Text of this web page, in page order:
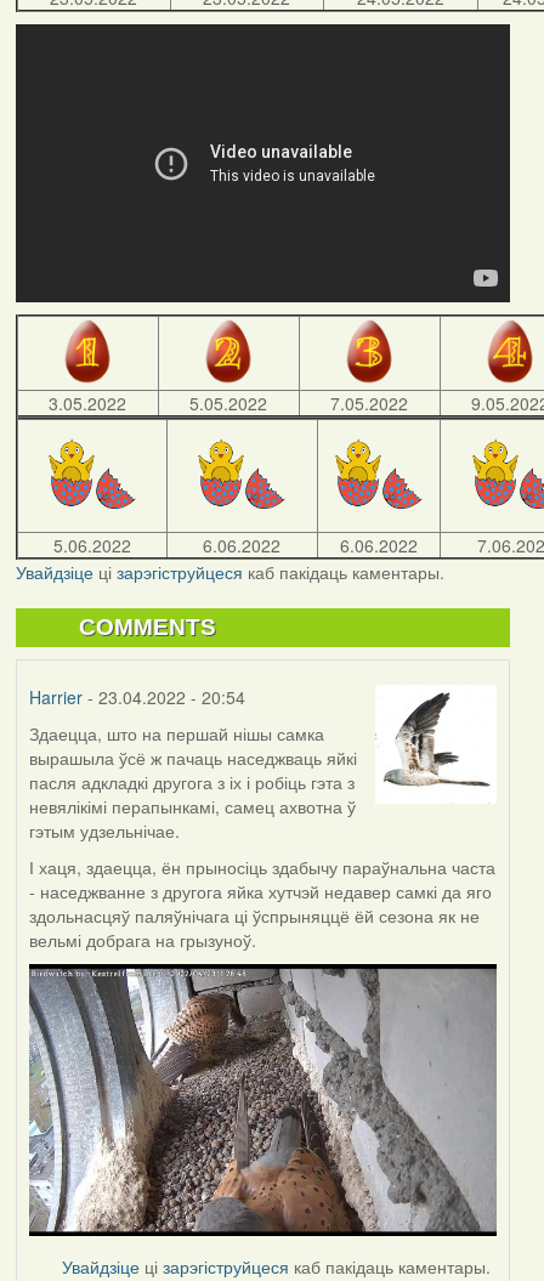
3.05.2022 5.05.2022 7.05.2022
5.06.2022 6.06.2022 6.06.2022
Увайдзіцеці зарэгіструйцеся каб пакідаць каментары.
COMMENTS
Harrier- 23.04.2022 - 20:54
Здаецца, што на першай нішы самка
вырашыла ўсё ж пачаць наседжваць яйкі
пасля адкладкі другога з іх і робіць гэта з
невялікімі перапынкамі, самец ахвотна ў
гэтым удзельнічае.
І хаця, здаецца, ён прыносіць здабычу параўнальна часта
- наседжванне з другога яйка хутчэй недавер самкі да яго
здольнасцяў паляўнічага ці ўспрыняццё ёй сезона як не
вельмі добрага на грызуноў.
Увайдзіце цізарэгіструйцеся каб пакідаць каментары.